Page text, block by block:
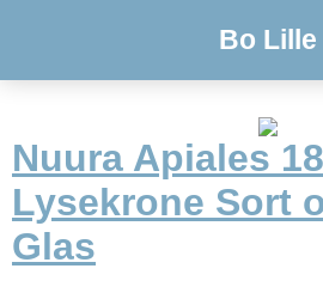
Bo Lille
Nuura Apiales 18
Lysekrone Sort
Glas